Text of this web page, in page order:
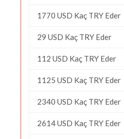
1770 USD Kaç TRY Eder
29 USD Kaç TRY Eder
112 USD Kaç TRY Eder
1125 USD Kaç TRY Eder
2340 USD Kaç TRY Eder
2614 USD Kaç TRY Eder